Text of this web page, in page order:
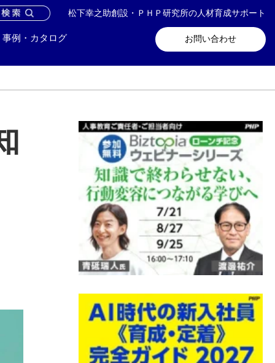
松下幸之助創設・ＰＨＰ研究所の人材育成サポート
お問い合わせ
事例・カタログ
い合わせ メールマガジン登録